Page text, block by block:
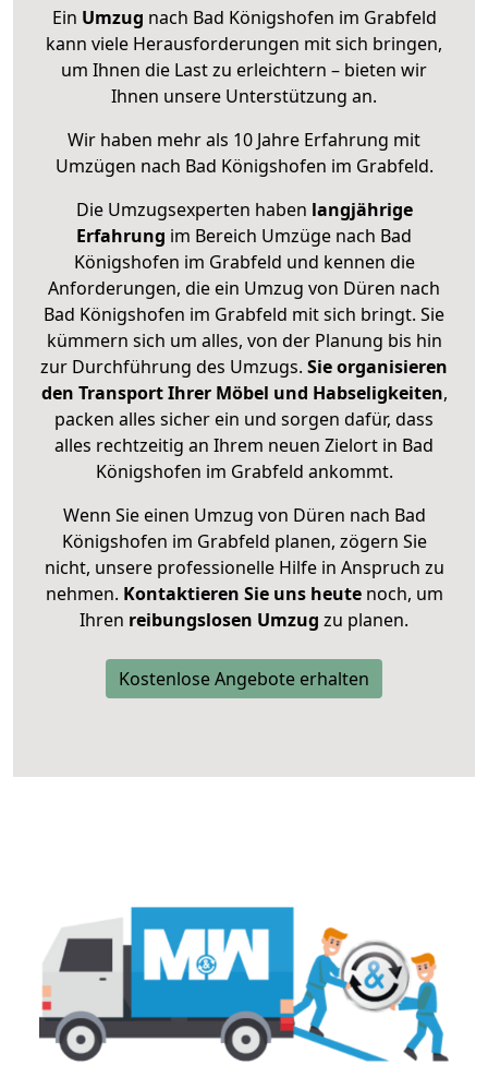
Ein Umzug nach Bad Königshofen im Grabfeld
kann viele Herausforderungen mit sich bringen,
um Ihnen die Last zu erleichtern – bieten wir
Ihnen unsere Unterstützung an.
Wir haben mehr als 10 Jahre Erfahrung mit
Umzügen nach Bad Königshofen im Grabfeld.
Die Umzugsexperten haben langjährige
Erfahrung im Bereich Umzüge nach Bad
Königshofen im Grabfeld und kennen die
Anforderungen, die ein Umzug von Düren nach
Bad Königshofen im Grabfeld mit sich bringt. Sie
kümmern sich um alles, von der Planung bis hin
zur Durchführung des Umzugs. Sie organisieren
den Transport Ihrer Möbel und Habseligkeiten,
packen alles sicher ein und sorgen dafür, dass
alles rechtzeitig an Ihrem neuen Zielort in Bad
Königshofen im Grabfeld ankommt.
Wenn Sie einen Umzug von Düren nach Bad
Königshofen im Grabfeld planen, zögern Sie
nicht, unsere professionelle Hilfe in Anspruch zu
nehmen. Kontaktieren Sie uns heutenoch, um
Ihren reibungslosen Umzug zu planen.
Kostenlose Angebote erhalten